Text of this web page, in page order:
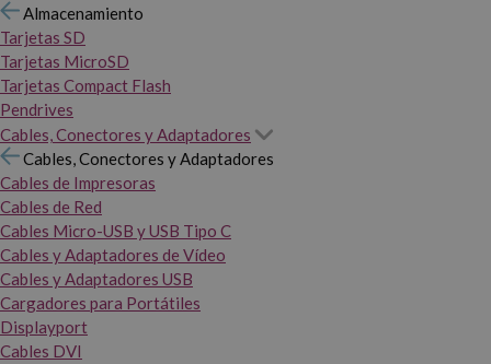
Almacenamiento
Tarjetas SD
Tarjetas MicroSD
Tarjetas Compact Flash
Pendrives
Cables, Conectores y Adaptadores
Cables, Conectores y Adaptadores
Cables de Impresoras
Cables de Red
Cables Micro-USB y USB Tipo C
Cables y Adaptadores de Vídeo
Cables y Adaptadores USB
Cargadores para Portátiles
Displayport
Cables DVI